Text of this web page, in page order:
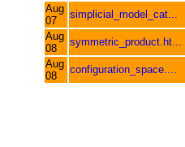
Aug
07
simplicial_model_cat...
Aug
08
symmetric_product.ht...
Aug
08
configuration_space....